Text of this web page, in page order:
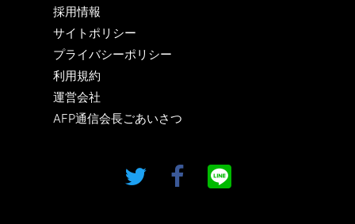
採用情報
サイトポリシー
プライバシーポリシー
利用規約
運営会社
AFP通信会長ごあいさつ